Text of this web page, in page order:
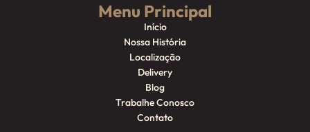
Menu Principal
Início
Nossa História
Localização
Delivery
Blog
Trabalhe Conosco
Contato